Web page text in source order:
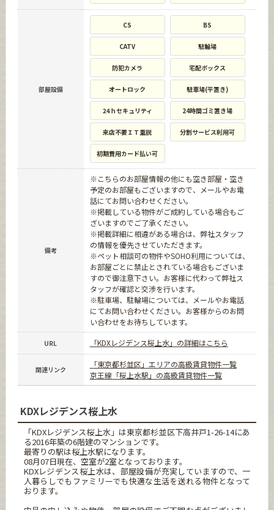
部屋設備
CS BS
CATV 駐輪場
防犯カメラ 宅配ボックス
オートロック 駐車場(平置き)
24ｈセキュリティ 24時間ゴミ置き場
来店不要ＩＴ重説 分割サービス利用可
初期費用カード払い可
備考
※こちらのお部屋情報の他にも空き部屋・空き
予定のお部屋もございますので、メールやお電
話にてお問い合わせください。
※掲載している物件がご成約している場合もご
ざいますのでご了承ください。
※掲載詳細に相違がある場合は、弊社スタッフ
の情報を優先させていただきます。
※ペット相談可の物件やSOHO利用については、
お部屋ごとに禁止とされている場合もございま
すので御注意下さい。お客様に代わって弊社ス
タッフが確認と交渉を行います。
※駐車場、駐輪場については、メールやお電話
にてお問い合わせください。お客様からのお問
い合わせをお待ちしています。
URL 「KDXレジデンス桜上水」の詳細はこちら
関連リンク
「東京都杉並区」エリアの高級賃貸物件一覧
京王線「桜上水駅」の高級賃貸物件一覧
KDXレジデンス桜上水
「KDXレジデンス桜上水」は東京都杉並区下高井戸1-26-14にあ
る2016年築の6階建のマンションです。
最寄りの駅は桜上水駅になります。
08月07日現在、空室が2室となっております。
KDXレジデンス桜上水は、部屋設備が充実していますので、一
人暮らしでもファミリーでも快適な生活を送れる物件となって
おります。